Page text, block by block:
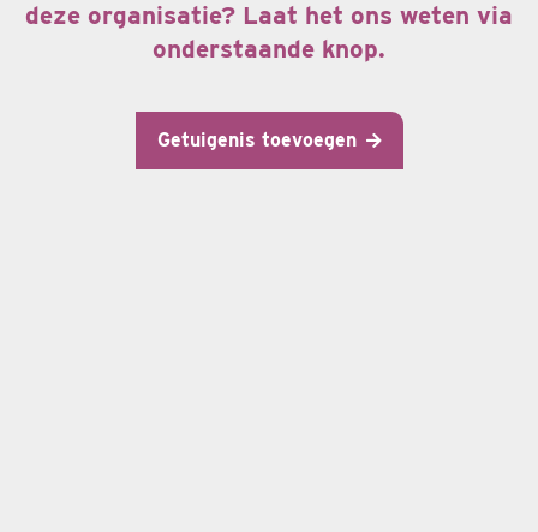
deze organisatie? Laat het ons weten via
onderstaande knop.
Getuigenis toevoegen